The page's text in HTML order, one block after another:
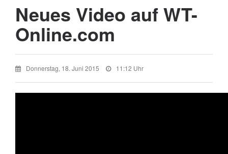
Neues Video auf WT-
Online.com
Donnerstag, 18. Juni 2015 11:12 Uhr